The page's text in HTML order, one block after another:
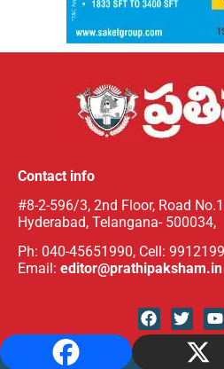
Contact info
#8-2-596/3, 2nd Floor, Road
Hyderabad, Telangana- 500034,
Ph: 040-45651990, Cell:
Email: editor@prathipaksham.in